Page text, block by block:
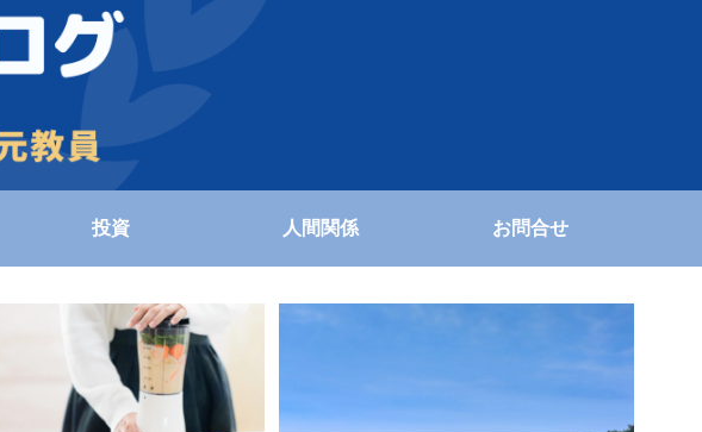
投資 人間関係 お問合せ